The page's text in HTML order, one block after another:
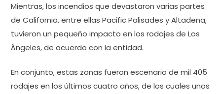
Mientras, los incendios que devastaron varias partes
de California, entre ellas Pacific Palisades y Altadena,
tuvieron un pequeño impacto en los rodajes de Los
Ángeles, de acuerdo con la entidad.
En conjunto, estas zonas fueron escenario de mil 405
rodajes en los últimos cuatro años, de los cuales unos